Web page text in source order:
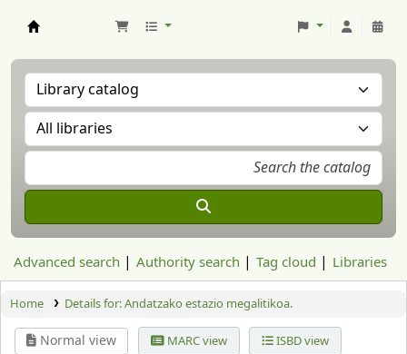
Advanced search Authority search Tag cloud Libraries
Home Details for:Andatzako estazio megalitikoa.
Normal view MARC view ISBD view